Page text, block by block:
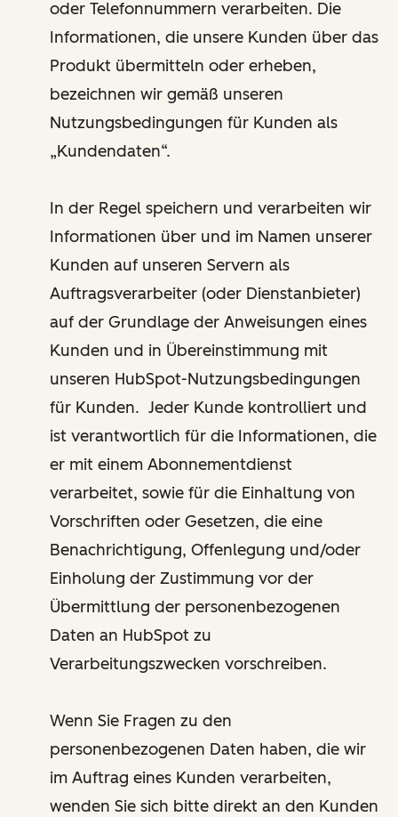
oder Telefonnummern verarbeiten. Die
Informationen, die unsere Kunden über das
Produkt übermitteln oder erheben,
bezeichnen wir gemäß unseren
Nutzungsbedingungen für Kunden als
„Kundendaten“.
In der Regel speichern und verarbeiten wir
Informationen über und im Namen unserer
Kunden auf unseren Servern als
Auftragsverarbeiter (oder Dienstanbieter)
auf der Grundlage der Anweisungen eines
Kunden und in Übereinstimmung mit
unseren HubSpot-Nutzungsbedingungen
für Kunden. Jeder Kunde kontrolliert und
ist verantwortlich für die Informationen, die
er mit einem Abonnementdienst
verarbeitet, sowie für die Einhaltung von
Vorschriften oder Gesetzen, die eine
Benachrichtigung, Offenlegung und/oder
Einholung der Zustimmung vor der
Übermittlung der personenbezogenen
Daten an HubSpot zu
Verarbeitungszwecken vorschreiben.
Wenn Sie Fragen zu den
personenbezogenen Daten haben, die wir
im Auftrag eines Kunden verarbeiten,
wenden Sie sich bitte direkt an den Kunden